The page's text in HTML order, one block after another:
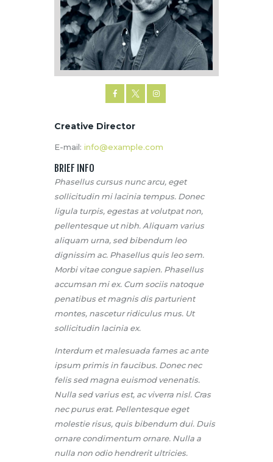
Creative Director
E-mail: info@example.com
BRIEF INFO
Phasellus cursus nunc arcu, eget
sollicitudin mi lacinia tempus. Donec
ligula turpis, egestas at volutpat non,
pellentesque ut nibh. Aliquam varius
aliquam urna, sed bibendum leo
dignissim ac. Phasellus quis leo sem.
Morbi vitae congue sapien. Phasellus
accumsan mi ex. Cum sociis natoque
penatibus et magnis dis parturient
montes, nascetur ridiculus mus. Ut
sollicitudin lacinia ex.
Interdum et malesuada fames ac ante
ipsum primis in faucibus. Donec nec
felis sed magna euismod venenatis.
Nulla sed varius est, ac viverra nisl. Cras
nec purus erat. Pellentesque eget
molestie risus, quis bibendum dui. Duis
ornare condimentum ornare. Nulla a
nulla non odio hendrerit ultricies.